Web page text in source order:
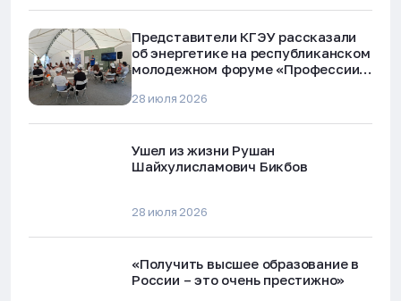
Представители КГЭУ рассказали
об энергетике на республиканском
молодежном форуме «Профессии
28 июля 2026
Ушел из жизни Рушан
Шайхулисламович Бикбов
28 июля 2026
«Получить высшее образование в
России – это очень престижно»